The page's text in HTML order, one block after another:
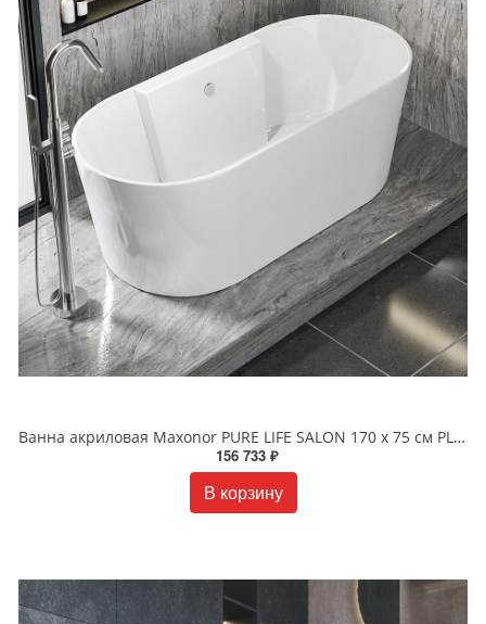
Ванна акриловая Maxonor PURE LIFE SALON 170 х 75 см PL-BT1704 белая
156 733 ₽
В корзину